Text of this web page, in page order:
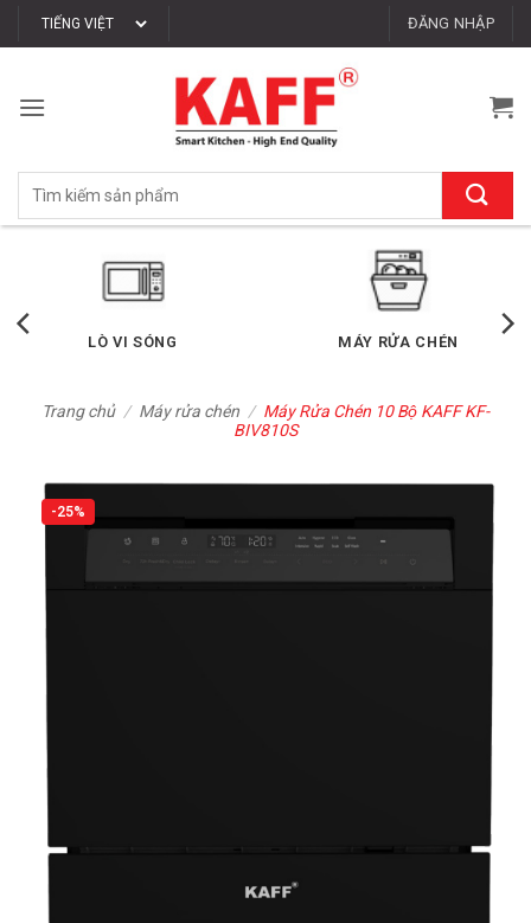
qua
dung
ĐĂNG NHẬP
Tìm
TỦ LẠNH MÁY GIẶT - SẤY
Trang chủ / Máy rửa chén / Máy Rửa Chén 10 Bộ KAFF KF-
BIV810S
-25%